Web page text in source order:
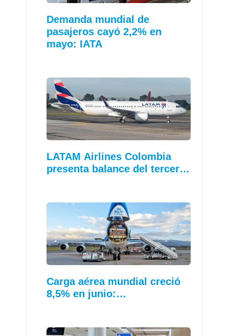
Demanda mundial de
pasajeros cayó 2,2% en
mayo: IATA
LATAM Airlines Colombia
presenta balance del tercer…
Carga aérea mundial creció
8,5% en junio:…